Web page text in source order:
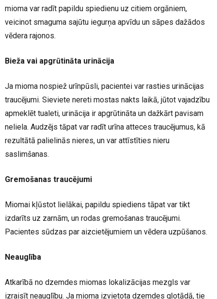
mioma var radīt papildu spiedienu uz citiem orgāniem,
veicinot smaguma sajūtu iegurņa apvīdu un sāpes dažādos
vēdera rajonos.
Bieža vai apgrūtināta urinācija
Ja mioma nospiež urīnpūsli, pacientei var rasties urinācijas
traucējumi. Sieviete nereti mostas nakts laikā, jūtot vajadzību
apmeklēt tualeti, urinācija ir apgrūtināta un dažkārt pavisam
neliela. Audzējs tāpat var radīt urīna atteces traucējumus, kā
rezultātā palielinās nieres, un var attīstīties nieru
saslimšanas.
Gremošanas traucējumi
Miomai kļūstot lielākai, papildu spiediens tāpat var tikt
izdarīts uz zarnām, un rodas gremošanas traucējumi.
Pacientes sūdzas par aizcietējumiem un vēdera uzpūšanos.
Neauglība
Atkarībā no dzemdes miomas lokalizācijas mezgls var
izraisīt neauglību. Ja mioma izvietota dzemdes gļotādā, tie